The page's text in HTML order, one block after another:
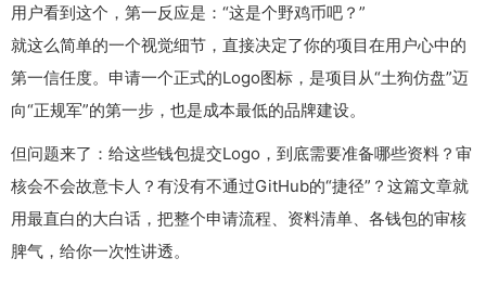
用户看到这个，第一反应是：“这是个野鸡币吧？”
就这么简单的一个视觉细节，直接决定了你的项目在用户心中的
第一信任度。申请一个正式的Logo图标，是项目从“土狗仿盘”迈
向“正规军”的第一步，也是成本最低的品牌建设。
但问题来了：给这些钱包提交Logo，到底需要准备哪些资料？审
核会不会故意卡人？有没有不通过GitHub的“捷径”？这篇文章就
用最直白的大白话，把整个申请流程、资料清单、各钱包的审核
脾气，给你一次性讲透。